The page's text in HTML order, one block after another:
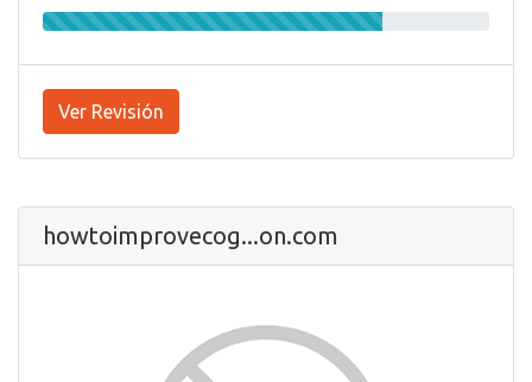
Ver Revisión
howtoimprovecog...on.com